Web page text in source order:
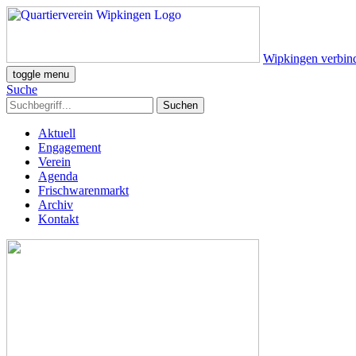
Wipkingen
toggle menu
Suche
Aktuell
Engagement
Verein
Agenda
Frischwarenmarkt
Archiv
Kontakt